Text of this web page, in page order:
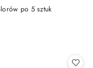
po 5 sztuk